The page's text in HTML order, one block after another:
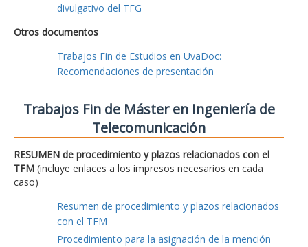
divulgativo del TFG
Otros documentos
Trabajos Fin de Estudios en UvaDoc:
Recomendaciones de presentación
Trabajos Fin de Máster en Ingeniería de
Telecomunicación
RESUMEN de procedimiento y plazos relacionados con el
TFM (incluye enlaces a los impresos necesarios en cada
caso)
Resumen de procedimiento y plazos relacionados
con el TFM
Procedimiento para la asignación de la mención